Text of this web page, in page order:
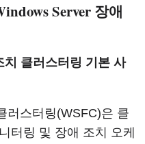
Server 장애
치 클러스터링 기본 사
러스터링(WSFC)은 클
터링 및 장애 조치 오케